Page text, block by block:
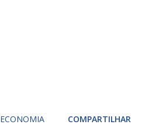
ECONOMIA COMPARTILHAR